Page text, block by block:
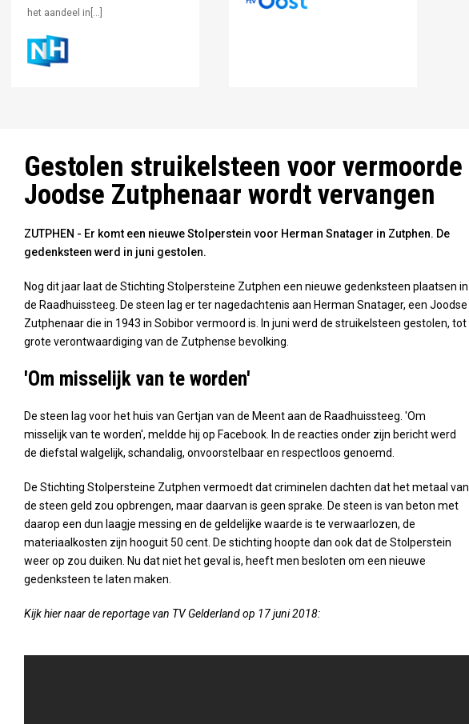
het aandeel in[…]
Gestolen struikelsteen voor vermoorde
Joodse Zutphenaar wordt vervangen
ZUTPHEN - Er komt een nieuwe Stolperstein voor Herman Snatager in Zutphen. De
gedenksteen werd in juni gestolen.
Nog dit jaar laat de Stichting Stolpersteine Zutphen een nieuwe gedenksteen plaatsen in
de Raadhuissteeg. De steen lag er ter nagedachtenis aan Herman Snatager, een Joodse
Zutphenaar die in 1943 in Sobibor vermoord is. In juni werd de struikelsteen gestolen, tot
grote verontwaardiging van de Zutphense bevolking.
'Om misselijk van te worden'
De steen lag voor het huis van Gertjan van de Meent aan de Raadhuissteeg. 'Om
misselijk van te worden', meldde hij op Facebook. In de reacties onder zijn bericht werd
de diefstal walgelijk, schandalig, onvoorstelbaar en respectloos genoemd.
De Stichting Stolpersteine Zutphen vermoedt dat criminelen dachten dat het metaal van
de steen geld zou opbrengen, maar daarvan is geen sprake. De steen is van beton met
daarop een dun laagje messing en de geldelijke waarde is te verwaarlozen, de
materiaalkosten zijn hooguit 50 cent. De stichting hoopte dan ook dat de Stolperstein
weer op zou duiken. Nu dat niet het geval is, heeft men besloten om een nieuwe
gedenksteen te laten maken.
Kijk hier naar de reportage van TV Gelderland op 17 juni 2018: